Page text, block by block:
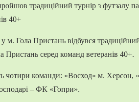
м. Гола Пристань відбувся
Пристань серед команд ветеранів 40+.
чотири команди: «Восход» м.
– ФК «Гопри».